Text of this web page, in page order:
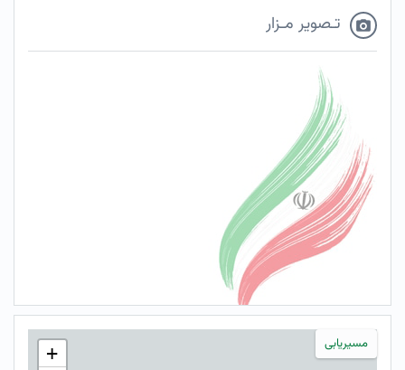
تـصویر مـزار
مسیریابی
+